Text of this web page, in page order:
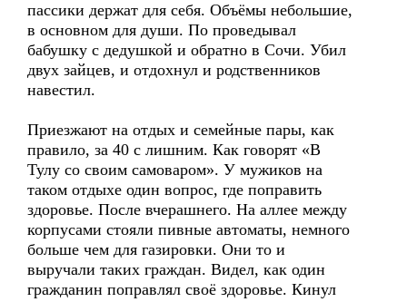
пассики держат для себя. Объёмы небольшие,
в основном для души. По проведывал
бабушку с дедушкой и обратно в Сочи. Убил
двух зайцев, и отдохнул и родственников
навестил.
Приезжают на отдых и семейные пары, как
правило, за 40 с лишним. Как говорят «В
Тулу со своим самоваром». У мужиков на
таком отдыхе один вопрос, где поправить
здоровье. После вчерашнего. На аллее между
корпусами стояли пивные автоматы, немного
больше чем для газировки. Они то и
выручали таких граждан. Видел, как один
гражданин поправлял своё здоровье. Кинул